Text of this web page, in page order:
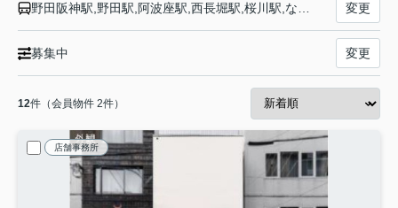
変更
募集中 変更
12件（会員物件 2件）
店舗事務所